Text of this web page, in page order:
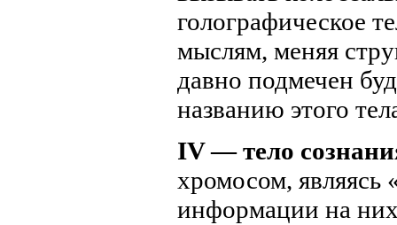
голографическое
мыслям, меняя
давно подмечен
названию этого
IV — тело
хромосом, являясь
информации на